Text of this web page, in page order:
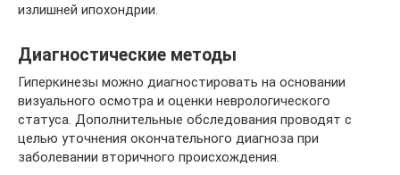
излишней ипохондрии.
Диагностические методы
Гиперкинезы можно диагностировать на основании
визуального осмотра и оценки неврологического
статуса. Дополнительные обследования проводят с
целью уточнения окончательного диагноза при
заболевании вторичного происхождения.